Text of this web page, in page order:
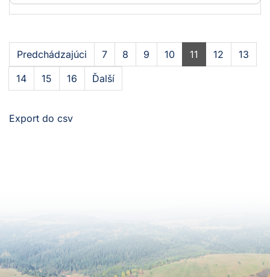
Predchádzajúci 7 8 9 10 11 12
13
14
15 16 Ďalší
Export do csv